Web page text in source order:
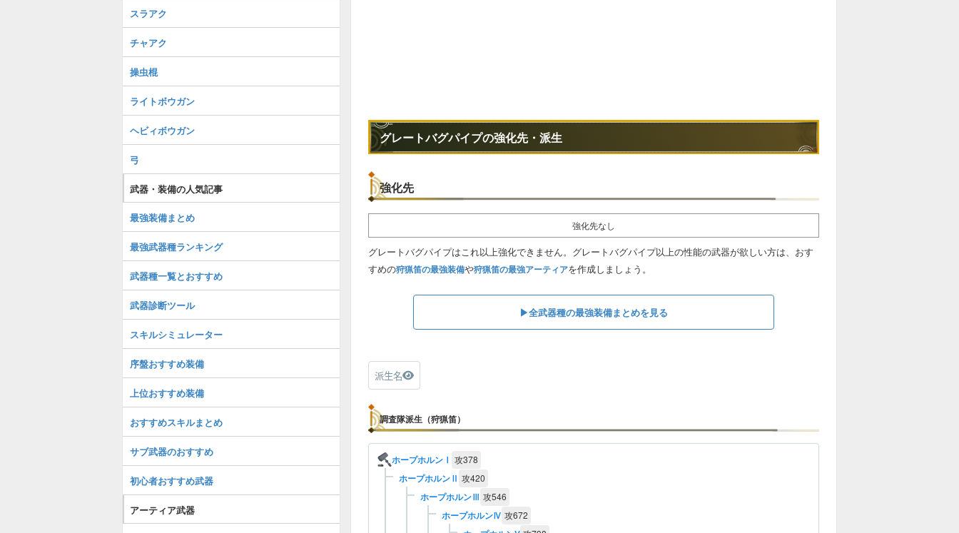
グレートバグパイプの強化先・派生
強化先
強化先なし
グレートバグパイプはこれ以上強化できません。グレートバグパイプ以上の性能の武器が欲しい方は、おす
すめの狩猟笛の最強装備や狩猟笛の最強アーティアを作成しましょう。
▶︎全武器種の最強装備まとめを見る
派生名
調査隊派生（狩猟笛）
ホープホルンⅠ 攻378
ホープホルンⅡ 攻420
ホープホルンⅢ 攻546
ホープホルンⅣ 攻672
スラアク
チャアク
操虫棍
ライトボウガン
ヘビィボウガン
弓
武器・装備の人気記事
最強装備まとめ
最強武器種ランキング
武器種一覧とおすすめ
武器診断ツール
スキルシミュレーター
序盤おすすめ装備
上位おすすめ装備
おすすめスキルまとめ
サブ武器のおすすめ
初心者おすすめ武器
アーティア武器